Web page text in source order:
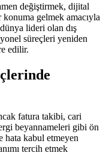
değiştirmek, dijital
gelmek amacıyla
lideri olan dış
süreçleri yeniden
edilir.
fatura takibi, cari
beyannameleri gibi ön
hata kabul etmeyen
tercih etmek